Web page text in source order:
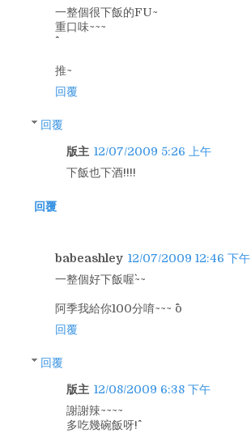
一整個很下飯的FU~
重口味~~~
推~
回覆
回覆
版主 12/07/2009 5:26 上午
下飯也下酒!!!!
回覆
babeashley 12/07/2009 12:46 下午
一整個好下飯喔`~~
阿季我給你100分唷~~~ ^o^
回覆
回覆
版主 12/08/2009 6:38 下午
謝謝辣~~~~
多吃幾碗飯呀!^^